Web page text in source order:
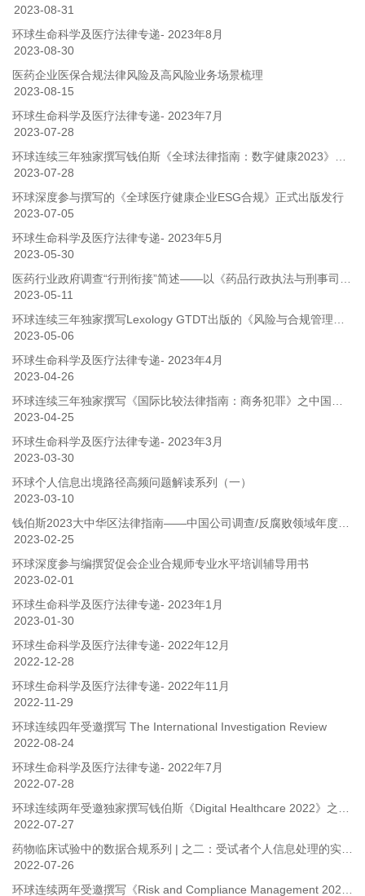
2023-08-31
环球生命科学及医疗法律专递- 2023年8月
2023-08-30
医药企业医保合规法律风险及高风险业务场景梳理
2023-08-15
环球生命科学及医疗法律专递- 2023年7月
2023-07-28
2023-07-28
环球深度参与撰写的《全球医疗健康企业ESG合规》正式出版发行
2023-07-05
环球生命科学及医疗法律专递- 2023年5月
2023-05-30
2023-05-11
2023-05-06
环球生命科学及医疗法律专递- 2023年4月
2023-04-26
2023-04-25
环球生命科学及医疗法律专递- 2023年3月
2023-03-30
环球个人信息出境路径高频问题解读系列（一）
2023-03-10
2023-02-25
环球深度参与编撰贸促会企业合规师专业水平培训辅导用书
2023-02-01
环球生命科学及医疗法律专递- 2023年1月
2023-01-30
环球生命科学及医疗法律专递- 2022年12月
2022-12-28
环球生命科学及医疗法律专递- 2022年11月
2022-11-29
环球连续四年受邀撰写 The International Investigation Review
2022-08-24
环球生命科学及医疗法律专递- 2022年7月
2022-07-28
2022-07-27
2022-07-26